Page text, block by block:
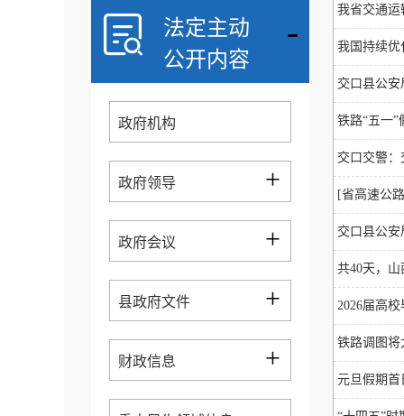
法定主动
公开内容
-
政府机构
政府领导 +
政府会议 +
县政府文件 +
财政信息 +
我省交通
我国持续
交口县公
铁路“五一
交口交警
[省高速公
交口县公
共40天，
2026届高
铁路调图
元旦假期